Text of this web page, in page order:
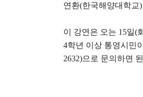
연환(한국해양대학교)
이 강연은 오는 15일(
4학년 이상 통영시민
2632)으로 문의하면